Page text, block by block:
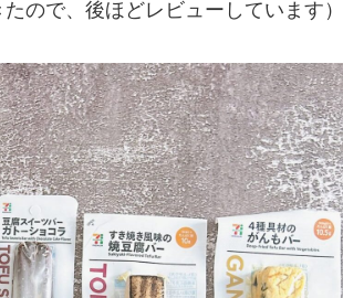
ので、後ほどレビューしています）